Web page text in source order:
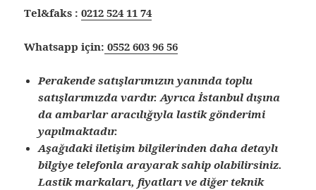
Tel&faks :0212 524 11 74
Whatsapp için: 0552 603 96 56
Perakende satışlarımızın yanında toplu
satışlarımızda vardır. Ayrıca İstanbul dışına
da ambarlar aracılığıyla lastik gönderimi
yapılmaktadır.
Aşağıdaki iletişim bilgilerinden daha detaylı
bilgiye telefonla arayarak sahip olabilirsiniz.
Lastik markaları, fiyatları ve diğer teknik